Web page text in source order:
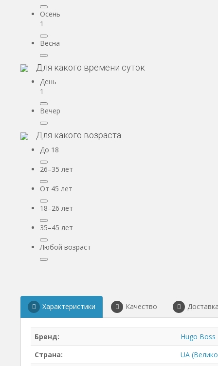
Осень
1
Весна
Для какого времени суток
День
1
Вечер
Для какого возраста
До 18
26–35 лет
От 45 лет
18–26 лет
35–45 лет
Любой возраст
Характеристики Качество
Бренд:
Hugo Boss
Страна:
UA